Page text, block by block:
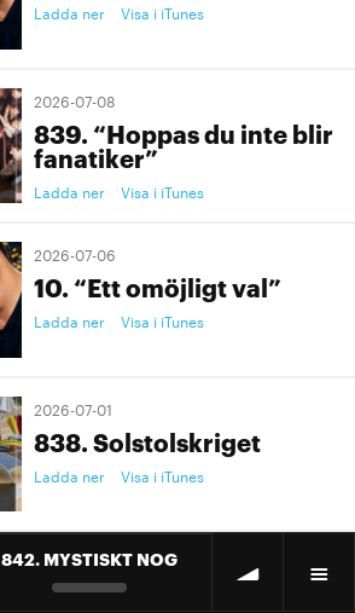
Ladda ner Visa i iTunes
2026-07-08
839. “Hoppas du inte blir
fanatiker”
Ladda ner Visa i iTunes
2026-07-06
10. “Ett omöjligt val”
Ladda ner Visa i iTunes
2026-07-01
838. Solstolskriget
Ladda ner Visa i iTunes
2026-07-01
9. "Ett landslag att älska"
842. MYSTISKT NOG